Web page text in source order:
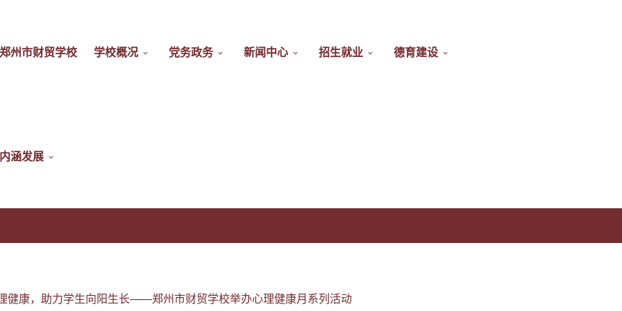
郑州市财贸学校 学校概况 党务政务 新闻中心 招生就业 德育建设
内涵发展
健康，助力学生向阳生长——郑州市财贸学校举办心理健康月系列活动